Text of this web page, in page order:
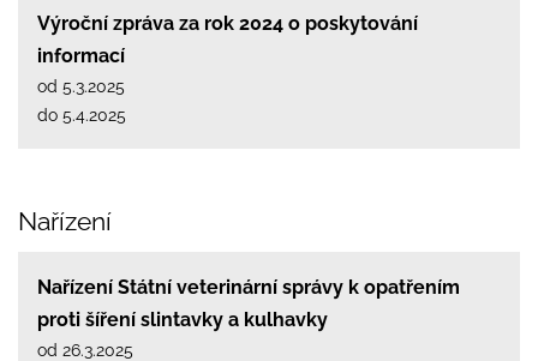
Výroční zpráva za rok 2024 o poskytování
informací
od 5.3.2025
do 5.4.2025
Nařízení
Nařízení Státní veterinární správy k opatřením
proti šíření slintavky a kulhavky
od 26.3.2025